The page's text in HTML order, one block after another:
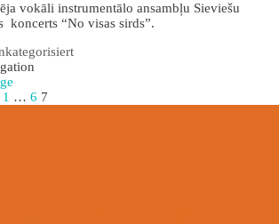
vokāli instrumentālo ansambļu Sieviešu
koncerts “No visas sirds”.
1 … 6 7